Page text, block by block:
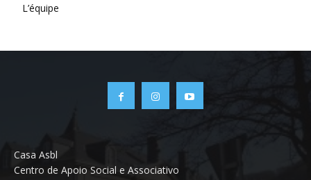
L’équipe
Casa Asbl
Centro de Apoio Social e Associativo